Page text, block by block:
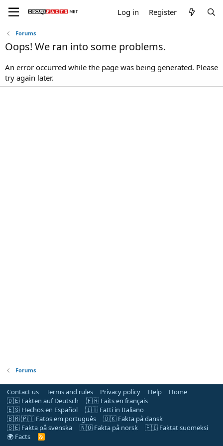
Log in Register
Forums
Oops! We ran into some problems.
An error occurred while the page was being generated. Please
try again later.
Forums
Contact us Terms and rules Privacy policy Help
Home
🇩🇪 Fakten auf Deutsch
🇫🇷 Faits en français
🇪🇸 Hechos en Español
🇮🇹 Fatti in Italiano
🇧🇷 🇵🇹 Fatos em português
🇩🇰 Fakta på dansk
🇸🇪 Fakta på svenska
🇳🇴 Fakta på norsk
🇫🇮 Faktat suomeksi
🌍 Facts
R